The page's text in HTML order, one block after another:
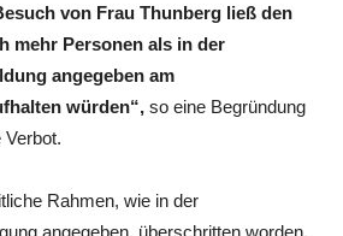
von Frau Thunberg ließ den
mehr Personen als in der
angegeben am
würden“, so eine Begründung
Rahmen, wie in der
angegeben, überschritten worden.